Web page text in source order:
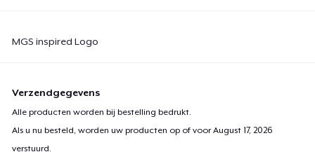
MGS inspired Logo
Verzendgegevens
Alle producten worden bij bestelling bedrukt.
Als u nu besteld, worden uw producten op of voorAugust 17, 2026
verstuurd.